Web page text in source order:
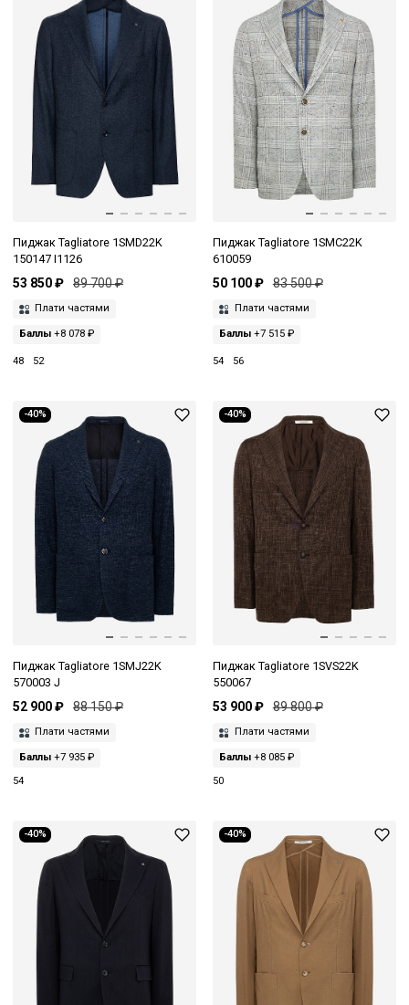
Пиджак Tagliatore 1SMD22K
150147 I1126
53 850 ₽ 89 700 ₽
Плати частями
Баллы +8 078 ₽
48 52
Пиджак Tagliatore 1SMC22K
610059
50 100 ₽ 83 500 ₽
Плати частями
Баллы+7 515 ₽
54 56
-40%
Пиджак Tagliatore 1SMJ22K
570003 J
52 900 ₽ 88 150 ₽
Плати частями
Баллы +7 935 ₽
54
-40%
Пиджак Tagliatore 1SVS22K
550067
53 900 ₽ 89 800 ₽
Плати частями
Баллы+8 085 ₽
50
-40% -40%